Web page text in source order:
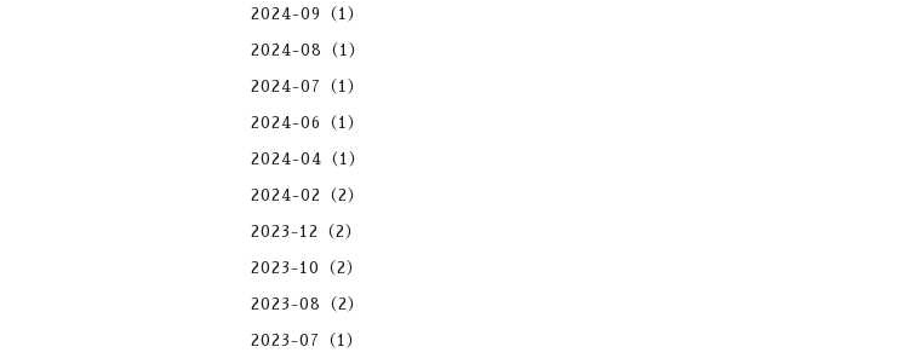
2024-09（1）
2024-08（1）
2024-07（1）
2024-06（1）
2024-04（1）
2024-02（2）
2023-12（2）
2023-10（2）
2023-08（2）
2023-07（1）